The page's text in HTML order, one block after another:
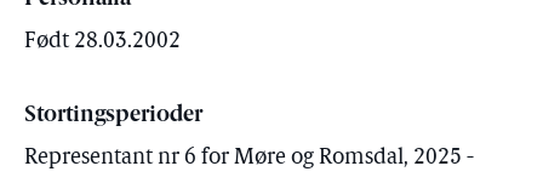
Født 28.03.2002
Stortingsperioder
Representant nr 6 for Møre og Romsdal, 2025 -